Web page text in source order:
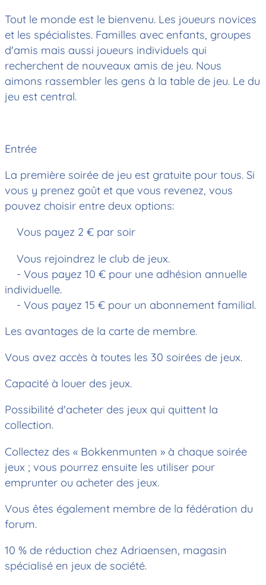
Tout le monde est le bienvenu. Les joueurs novices
et les spécialistes. Familles avec enfants, groupes
d'amis mais aussi joueurs individuels qui
recherchent de nouveaux amis de jeu. Nous
aimons rassembler les gens à la table de jeu. Le du
jeu est central.
Entrée
La première soirée de jeu est gratuite pour tous. Si
vous y prenez goût et que vous revenez, vous
pouvez choisir entre deux options:
Vous payez 2 € par soir
Vous rejoindrez le club de jeux.
- Vous payez 10 € pour une adhésion annuelle
individuelle.
- Vous payez 15 € pour un abonnement familial.
Les avantages de la carte de membre.
Vous avez accès à toutes les 30 soirées de jeux.
Capacité à louer des jeux.
Possibilité d'acheter des jeux qui quittent la
collection.
Collectez des « Bokkenmunten » à chaque soirée
jeux ; vous pourrez ensuite les utiliser pour
emprunter ou acheter des jeux.
Vous êtes également membre de la fédération du
forum.
10 % de réduction chez Adriaensen, magasin
spécialisé en jeux de société.